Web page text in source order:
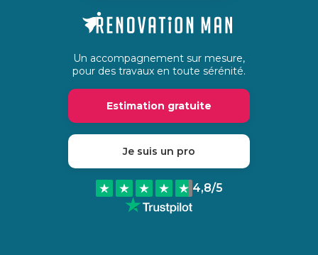
Un accompagnement sur mesure,
pour des travaux en toute sérénité.
Estimation gratuite
Je suis un pro
4,8/5